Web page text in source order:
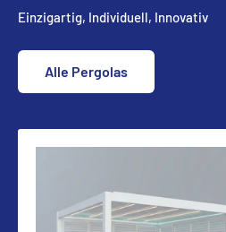
Einzigartig, Individuell, Innovativ
Alle Pergolas